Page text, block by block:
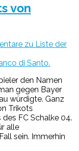
von
zu Liste der
den Namen
gegen Bayer
würdigte. Ganz
Trikots
FC Schalke 04.
alle
sein. Immerhin